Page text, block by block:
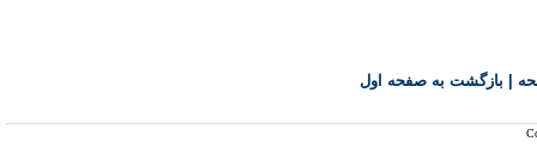
بازگشت به صفحه اول